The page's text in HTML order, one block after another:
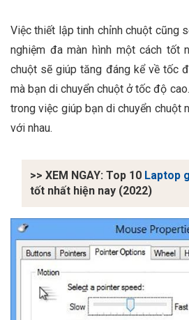
Việc thiết lập tinh chỉnh chuột cũng
nghiệm đa màn hình một cách tốt
chuột sẽ giúp tăng đáng kể về tốc
mà bạn di chuyển chuột ở tốc độ
trong việc giúp bạn di chuyển chuột
với nhau.
>> XEM NGAY: Top 10 Laptop
tốt nhất hiện nay (2022)